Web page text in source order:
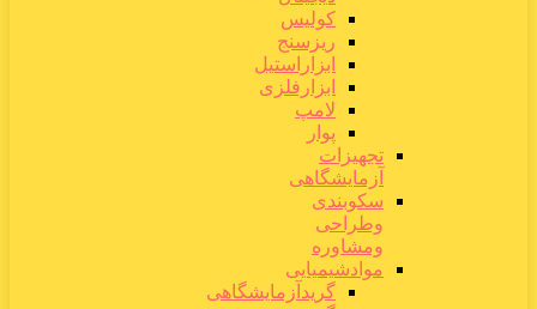
کولیس
ریزسنج
ابزاراستیل
ابزارفلزی
لامپ
پوار
تجهیزات
آزمایشگاهی
سکوبندی
وطراحی
ومشاوره
موادشیمیایی
گریدآزمایشگاهی